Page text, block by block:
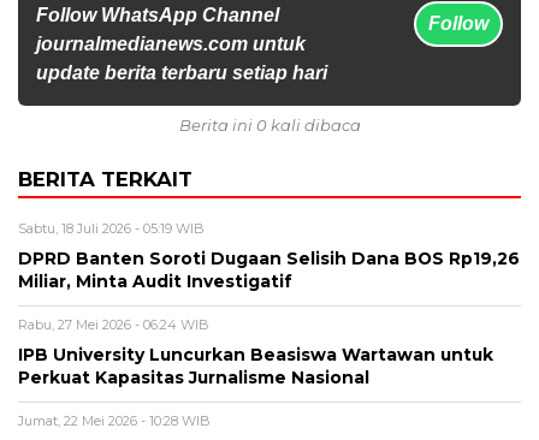
Follow WhatsApp Channel
journalmedianews.com untuk
update berita terbaru setiap hari
Follow
Berita ini 0 kali dibaca
BERITA TERKAIT
Sabtu, 18 Juli 2026 - 05:19 WIB
DPRD Banten Soroti Dugaan Selisih Dana BOS Rp19,26
Miliar, Minta Audit Investigatif
Rabu, 27 Mei 2026 - 06:24 WIB
IPB University Luncurkan Beasiswa Wartawan untuk
Perkuat Kapasitas Jurnalisme Nasional
Jumat, 22 Mei 2026 - 10:28 WIB